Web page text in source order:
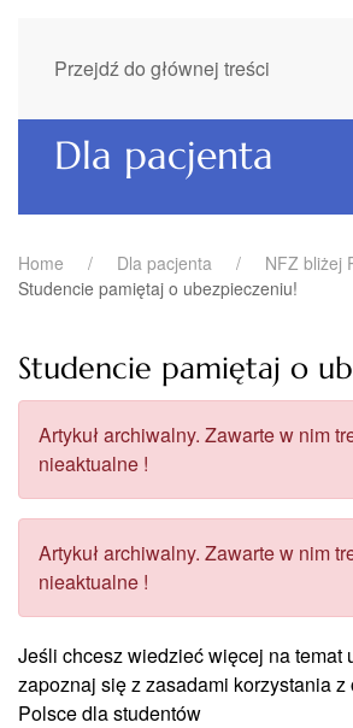
Przejdź do głównej treści
Dla pacjenta
Home Dla pacjenta
NFZ bliżej
Studencie pamiętaj o ubezpieczeniu!
Studencie pamiętaj o
Artykuł archiwalny. Zawarte w nim
nieaktualne !
Artykuł archiwalny. Zawarte w nim
nieaktualne !
Jeśli chcesz wiedzieć więcej na temat
zapoznaj się z zasadami korzystania
Polsce dla studentów